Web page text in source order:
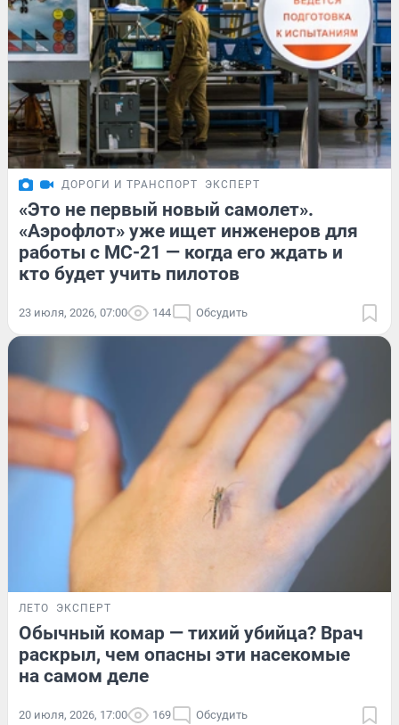
ДОРОГИ И ТРАНСПОРТ ЭКСПЕРТ
«Это не первый новый самолет».
«Аэрофлот» уже ищет инженеров для
работы с МС-21 — когда его ждать и
кто будет учить пилотов
23 июля, 2026, 07:00 144 Обсудить
ЛЕТО ЭКСПЕРТ
Обычный комар — тихий убийца? Врач
раскрыл, чем опасны эти насекомые
на самом деле
20 июля, 2026, 17:00 169 Обсудить